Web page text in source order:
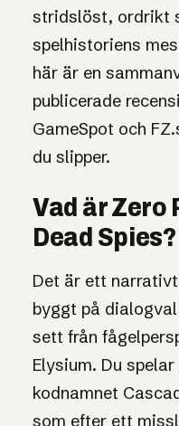
stridslöst, ordrikt
spelhistoriens
här är en
publicerade
GameSpot och
du slipper.
Vad är Zero
Dead Spies?
Det är ett
byggt på
sett från
Elysium. Du
kodnamnet
som efter ett